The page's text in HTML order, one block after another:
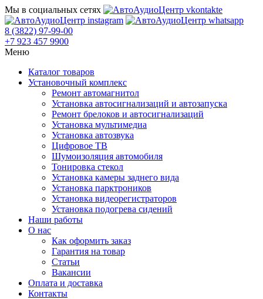
Мы в социальных сетях
8 (3822) 97-99-00
+7 923 457 9900
Меню
Каталог товаров
Установочный комплекс
Ремонт автомагнитол
Установка автосигнализаций и автозапуска
Ремонт брелоков и автосигнализаций
Установка мультимедиа
Установка автозвука
Цифровое ТВ
Шумоизоляция автомобиля
Тонировка стекол
Установка камеры заднего вида
Установка парктроников
Установка видеорегистраторов
Установка подогрева сидений
Наши работы
О нас
Как оформить заказ
Гарантия на товар
Статьи
Вакансии
Оплата и доставка
Контакты